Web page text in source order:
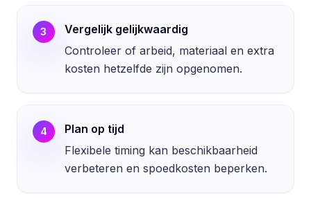
3
Vergelijk gelijkwaardig
Controleer of arbeid, materiaal en extra
kosten hetzelfde zijn opgenomen.
4
Plan op tijd
Flexibele timing kan beschikbaarheid
verbeteren en spoedkosten beperken.